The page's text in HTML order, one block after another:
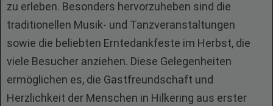
zu erleben. Besonders hervorzuheben sind die
traditionellen Musik- und Tanzveranstaltungen
sowie die beliebten Erntedankfeste im Herbst, die
viele Besucher anziehen. Diese Gelegenheiten
ermöglichen es, die Gastfreundschaft und
Herzlichkeit der Menschen in Hilkering aus erster